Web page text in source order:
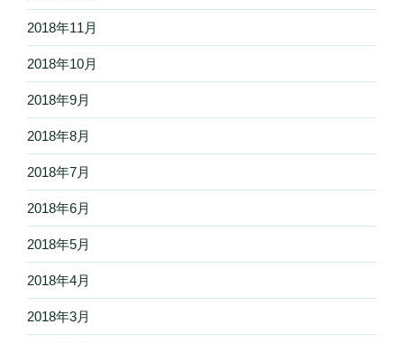
2018年11月
2018年10月
2018年9月
2018年8月
2018年7月
2018年6月
2018年5月
2018年4月
2018年3月